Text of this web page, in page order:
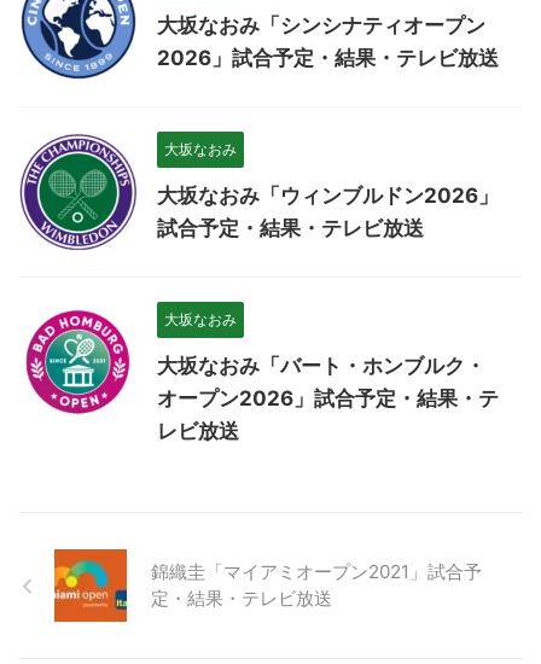
大坂なおみ「シンシナティオープン
2026」試合予定・結果・テレビ放送
大坂なおみ
大坂なおみ「ウィンブルドン2026」
試合予定・結果・テレビ放送
大坂なおみ
大坂なおみ「バート・ホンブルク・
オープン2026」試合予定・結果・テ
レビ放送
錦織圭「マイアミオープン2021」試合予
定・結果・テレビ放送